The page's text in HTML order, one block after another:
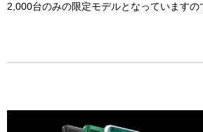
2,000台のみの限定モデルとなっていますの